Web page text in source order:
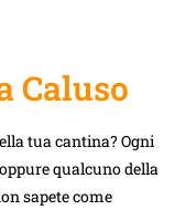
Caluso
tua cantina? Ogni
qualcuno della
sapete come